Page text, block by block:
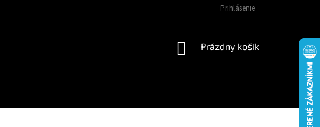
Prihlásenie
NÁKUPNÝ
Prázdny košík